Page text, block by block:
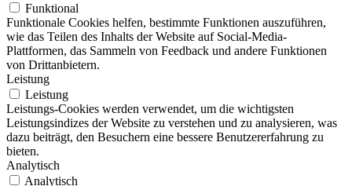
Funktional
Funktionale Cookies helfen, bestimmte Funktionen auszuführen,
wie das Teilen des Inhalts der Website auf Social-Media-
Plattformen, das Sammeln von Feedback und andere Funktionen
von Drittanbietern.
Leistung
Leistung
Leistungs-Cookies werden verwendet, um die wichtigsten
Leistungsindizes der Website zu verstehen und zu analysieren, was
dazu beiträgt, den Besuchern eine bessere Benutzererfahrung zu
bieten.
Analytisch
Analytisch